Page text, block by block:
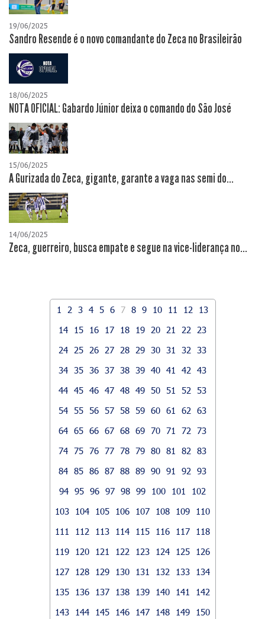
19/06/2025
Sandro Resende é o novo comandante do Zeca no Brasileirão
18/06/2025
NOTA OFICIAL: Gabardo Júnior deixa o comando do São José
15/06/2025
A Gurizada do Zeca, gigante, garante a vaga nas semi do...
14/06/2025
Zeca, guerreiro, busca empate e segue na vice-liderança no...
1 2 3 4 5 6 7 8 9 10 11 12
13
14
15 16 17 18 19 20 21 22
23
24
25 26 27 28 29 30 31 32
33
34 35 36 37 38 39 40 41 42
43
44 45 46 47 48 49 50 51 52
53
54 55 56 57 58 59 60 61 62
63
64 65 66 67 68 69 70 71 72
73
74 75 76 77 78 79 80 81 82
83
84 85 86 87 88 89 90 91 92
93
94 95 96 97 98 99 100 101
102
103
104 105 106 107 108 109
110
111
112 113 114 115 116 117
118
119
120 121 122 123 124 125
126
127
128 129 130 131 132 133
134
135
136 137 138 139 140 141
142
143
144 145 146 147 148 149
150